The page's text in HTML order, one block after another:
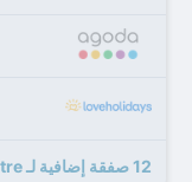
12 صفقة إضافية لـ Premier Inn Exeter City Centre